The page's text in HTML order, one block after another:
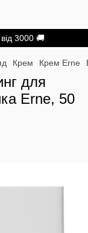
3000 🚚
Крем Крем Erne
для
Erne, 50